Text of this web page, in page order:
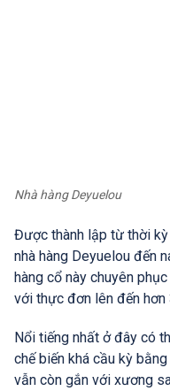
Nhà hàng Deyuelou
Được thành lập từ thời kỳ
nhà hàng Deyuelou đến
hàng cổ này chuyên
với thực đơn lên đến hơn
Nổi tiếng nhất ở đây có
chế biến khá cầu kỳ
vẫn còn gắn với xương